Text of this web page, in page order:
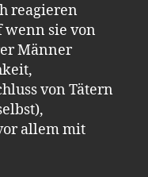
reagieren
sie von
Männer
von Tätern
allem mit